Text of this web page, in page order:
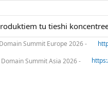
tu tieshi
Summit Europe 2026 -
Domain Summit Asia 2026 -